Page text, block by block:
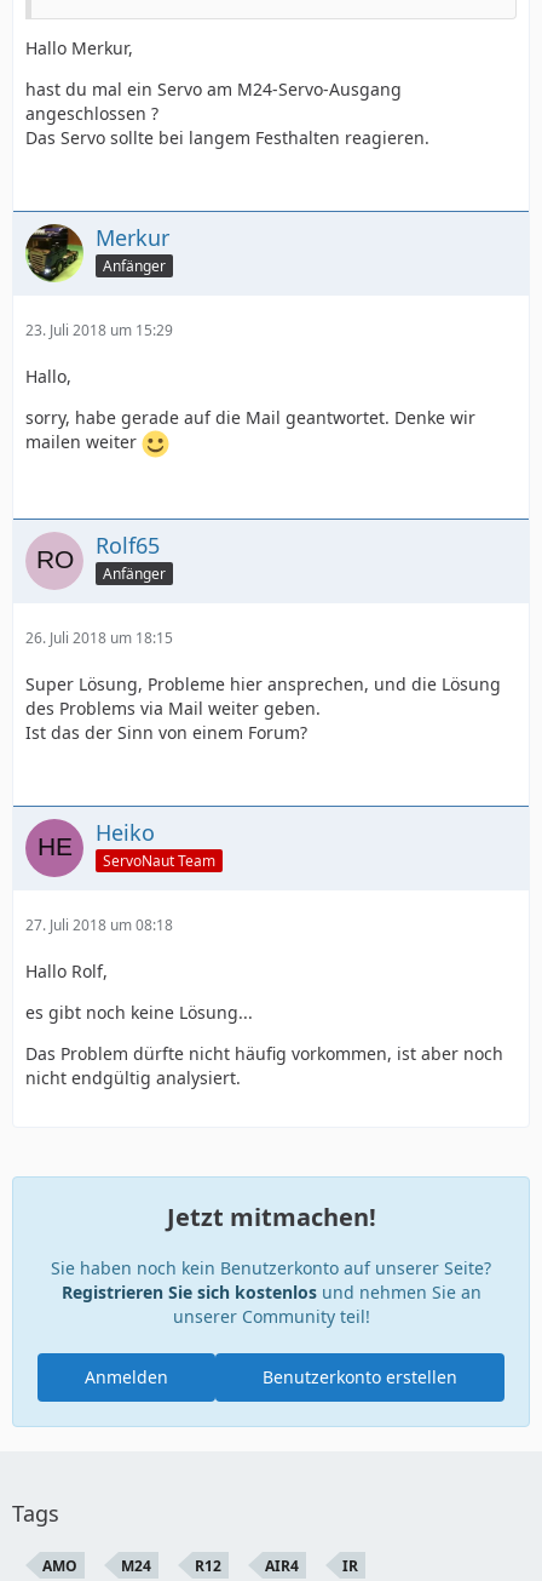
Hallo Merkur,
hast du mal ein Servo am M24-Servo-Ausgang
angeschlossen ?
Das Servo sollte bei langem Festhalten reagieren.
Merkur
Anfänger
23. Juli 2018 um 15:29
Hallo,
sorry, habe gerade auf die Mail geantwortet. Denke wir
mailen weiter
Rolf65
Anfänger
26. Juli 2018 um 18:15
Super Lösung, Probleme hier ansprechen, und die Lösung
des Problems via Mail weiter geben.
Ist das der Sinn von einem Forum?
Heiko
ServoNaut Team
27. Juli 2018 um 08:18
Hallo Rolf,
es gibt noch keine Lösung...
Das Problem dürfte nicht häufig vorkommen, ist aber noch
nicht endgültig analysiert.
Jetzt mitmachen!
Sie haben noch kein Benutzerkonto auf unserer Seite?
Registrieren Sie sich kostenlosund nehmen Sie an
unserer Community teil!
Benutzerkonto erstellen
Anmelden
Tags
AMO M24 R12 AIR4 IR